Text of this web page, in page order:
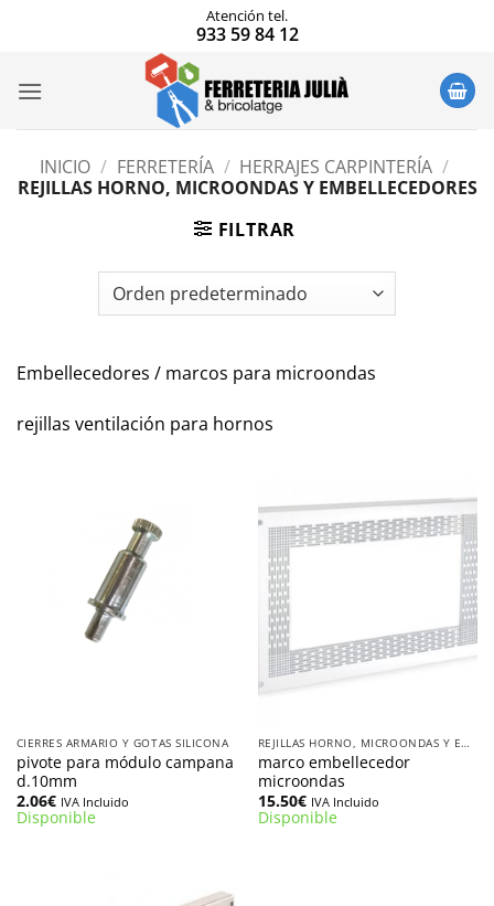
Atención tel.
933 59 84 12
INICIO / FERRETERÍA / HERRAJES CARPINTERÍA /
REJILLAS HORNO, MICROONDAS Y EMBELLECEDORES
FILTRAR
Embellecedores / marcos para microondas
rejillas ventilación para hornos
CIERRES ARMARIO Y GOTAS SILICONA
pivote para módulo campana
d.10mm
2.06€ IVA Incluido
Disponible
REJILLAS HORNO, MICROONDAS Y EMBELLECEDORES
marco embellecedor
microondas
15.50€ IVA Incluido
Disponible